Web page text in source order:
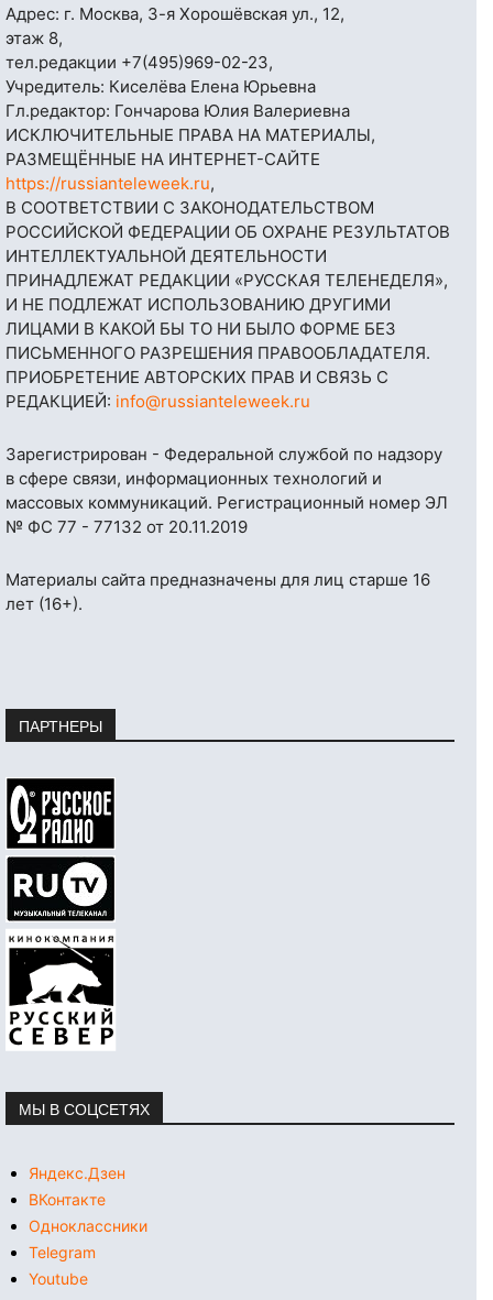
Адрес: г. Москва, 3-я Хорошёвская ул., 12,
этаж 8,
тел.редакции +7(495)969-02-23,
Учредитель: Киселёва Елена Юрьевна
Гл.редактор: Гончарова Юлия Валериевна
ИСКЛЮЧИТЕЛЬНЫЕ ПРАВА НА МАТЕРИАЛЫ,
РАЗМЕЩЁННЫЕ НА ИНТЕРНЕТ-САЙТЕ
https://russianteleweek.ru,
В СООТВЕТСТВИИ С ЗАКОНОДАТЕЛЬСТВОМ
РОССИЙСКОЙ ФЕДЕРАЦИИ ОБ ОХРАНЕ РЕЗУЛЬТАТОВ
ИНТЕЛЛЕКТУАЛЬНОЙ ДЕЯТЕЛЬНОСТИ
ПРИНАДЛЕЖАТ РЕДАКЦИИ «РУССКАЯ ТЕЛЕНЕДЕЛЯ»,
И НЕ ПОДЛЕЖАТ ИСПОЛЬЗОВАНИЮ ДРУГИМИ
ЛИЦАМИ В КАКОЙ БЫ ТО НИ БЫЛО ФОРМЕ БЕЗ
ПИСЬМЕННОГО РАЗРЕШЕНИЯ ПРАВООБЛАДАТЕЛЯ.
ПРИОБРЕТЕНИЕ АВТОРСКИХ ПРАВ И СВЯЗЬ С
РЕДАКЦИЕЙ: info@russianteleweek.ru
Зарегистрирован - Федеральной службой по надзору
в сфере связи, информационных технологий и
массовых коммуникаций. Регистрационный номер ЭЛ
№ ФС 77 - 77132 от 20.11.2019
Материалы сайта предназначены для лиц старше 16
лет (16+).
ПАРТНЕРЫ
МЫ В СОЦСЕТЯХ
Яндекс.Дзен
ВКонтакте
Одноклассники
Telegram
Youtube